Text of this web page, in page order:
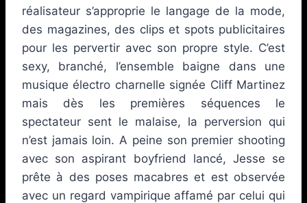
réalisateur s’approprie le langage de la mode,
des magazines, des clips et spots publicitaires
pour les pervertir avec son propre style. C’est
sexy, branché, l’ensemble baigne dans une
musique électro charnelle signée Cliff Martinez
mais dès les premières séquences le
spectateur sent le malaise, la perversion qui
n’est jamais loin. A peine son premier shooting
avec son aspirant boyfriend lancé, Jesse se
prête à des poses macabres et est observée
avec un regard vampirique affamé par celui qui